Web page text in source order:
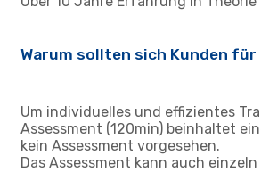
Warum sollten sich Kunden
Um individuelles und effizientes
Assessment (120min) beinhaltet
kein Assessment vorgesehen.
Das Assessment kann auch